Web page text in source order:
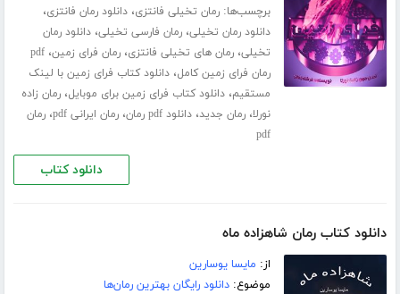
برچسب‌ها:رمان تخیلی فانتزی،دانلود رمان فانتزی،
دانلود رمان تخیلی،رمان فارسی تخیلی،دانلود رمان
تخیلی،رمان های تخیلی فانتزی،رمان فرای زمین،pdf
رمان فرای زمین کامل،دانلود کتاب فرای زمین با لینک
مستقیم،دانلود کتاب فرای زمین برای موبایل،رمان زاده
نورلا،رمان جدید،دانلود pdf رمان ،رمان ایرانی pdf ،رمان
pdf
دانلود کتاب
دانلود کتاب رمان شاهزاده ماه
از: مایسا یوسارین
موضوع:دانلود رایگان بهترین رمان‌ها